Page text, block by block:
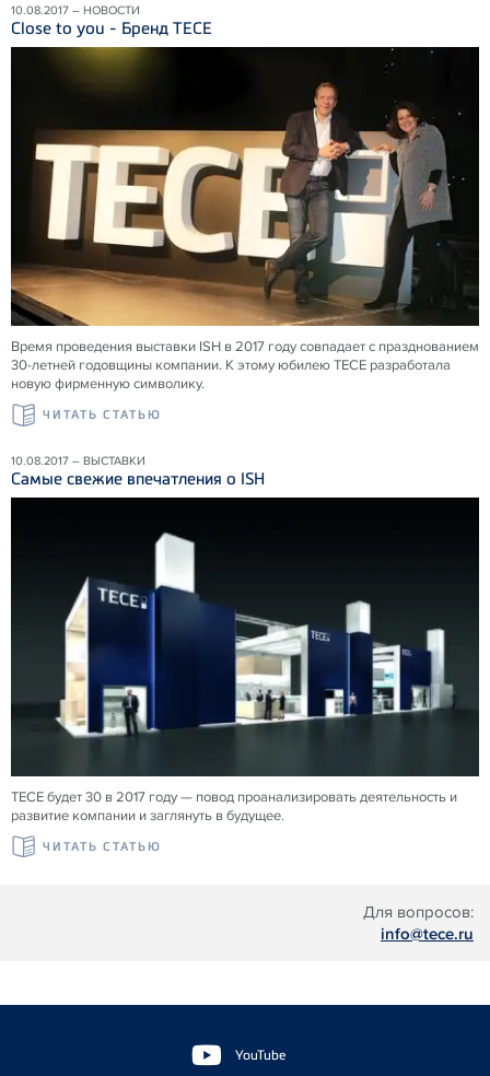
Для вопросов:
info@tece.ru
10.08.2017 – НОВОСТИ
Close to you - Бренд TECE
Время проведения выставки ISH в 2017 году совпадает с празднованием
30-летней годовщины компании. К этому юбилею TECE разработала
новую фирменную символику.
ЧИТАТЬ СТАТЬЮ
10.08.2017 – ВЫСТАВКИ
Самые свежие впечатления о ISH
TECE будет 30 в 2017 году — повод проанализировать деятельность и
развитие компании и заглянуть в будущее.
ЧИТАТЬ СТАТЬЮ
YouTube